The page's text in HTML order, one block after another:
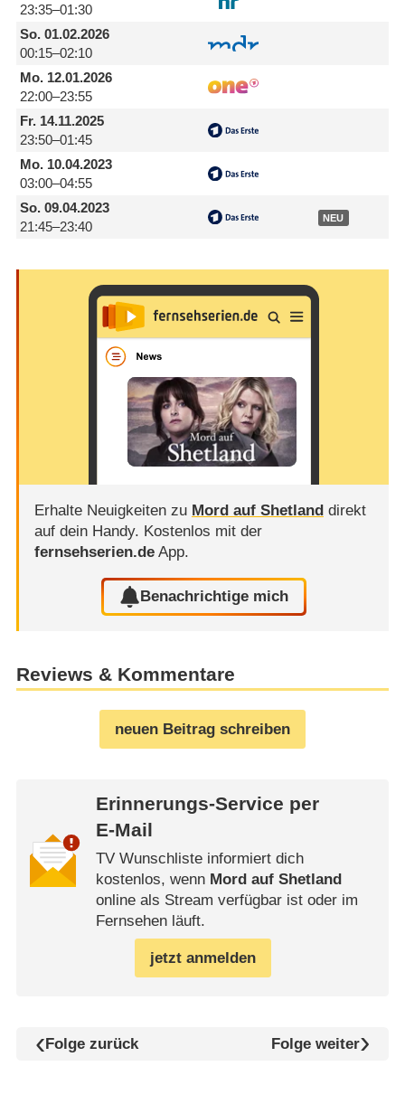
23:35–01:30
So.01.02.2026
00:15–02:10
Mo.12.01.2026
22:00–23:55
Fr.14.11.2025
23:50–01:45
Mo.10.04.2023
03:00–04:55
So.09.04.2023
21:45–23:40
NEU
Erhalte Neuigkeiten zu Mord auf Shetlanddirekt
auf dein Handy. Kostenlos mit der
fernsehserien.deApp.
Benachrichtige mich
Reviews & Kommentare
neuen Beitrag schreiben
Erinnerungs-Service per
E-Mail
TV Wunschliste informiert dich
kostenlos, wenn Mord auf Shetland
online als Stream verfügbar ist oder im
Fernsehen läuft.
jetzt anmelden
Folge zurück Folge weiter